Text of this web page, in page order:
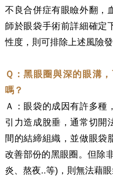
不良合併症有眼瞼外翻，
師於眼袋手術前詳細確定
性度，則可排除上述風險發
Ｑ：黑眼圈與深的眼溝
嗎？
Ａ：眼袋的成因有許多種
引力造成脫垂，通常切開
間的結締組織，並做眼袋
改善部份的黑眼圈。但除
炎、熬夜..等)，則無法藉眼